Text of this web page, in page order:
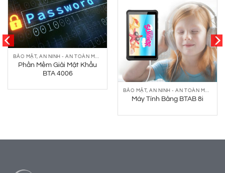
Phần Mềm Giải Mật Khẩu
BTA 4006
Máy Tính Bảng BTAB 8i